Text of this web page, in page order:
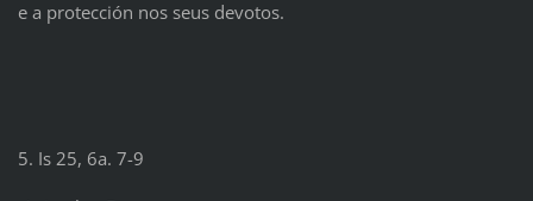
e a protección nos seus devotos.
5. Is 25, 6a. 7-9